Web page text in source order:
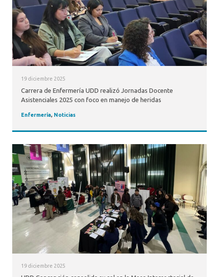
19 diciembre 2025
Carrera de Enfermería UDD realizó Jornadas Docente
Asistenciales 2025 con foco en manejo de heridas
Enfermería, Noticias
19 diciembre 2025